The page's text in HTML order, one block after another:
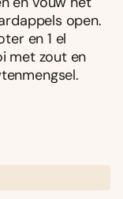
open.
en 1 el
met zout en